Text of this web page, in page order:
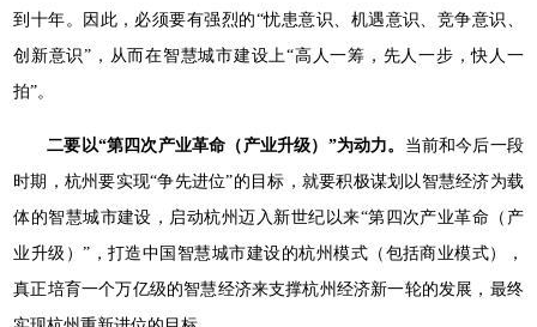
到十年。因此，必须要有强烈的“忧患意识、机遇意识、竞争意识、
创新意识”，从而在智慧城市建设上“高人一筹，先人一步，快人一
拍”。
二要以“第四次产业革命（产业升级）”为动力。 当前和今后一段
时期，杭州要实现“争先进位”的目标，就要积极谋划以智慧经济为载
体的智慧城市建设，启动杭州迈入新世纪以来“第四次产业革命（产
业升级）”，打造中国智慧城市建设的杭州模式（包括商业模式），
真正培育一个万亿级的智慧经济来支撑杭州经济新一轮的发展，最终